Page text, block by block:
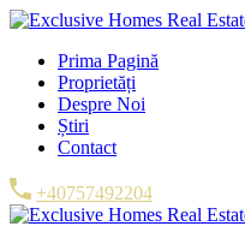
Prima Pagină
Proprietăți
Despre Noi
Știri
Contact
+40757492204